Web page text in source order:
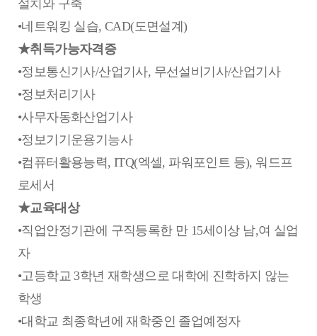
설치와 구축
•네트워킹 실습, CAD(도면설계)
★취득가능자격증
•정보통신기사/산업기사, 무선설비기사/산업기사
•정보처리기사
•사무자동화산업기사
•정보기기운용기능사
•컴퓨터활용능력, ITQ(엑셀, 파워포인트 등), 워드프
로세서
★교육대상
•직업안정기관에 구직등록한 만 15세이상 남,여 실업
자
•고등학교 3학년 재학생으로 대학에 진학하지 않는
학생
•대학교 최종학년에 재학중인 졸업예정자